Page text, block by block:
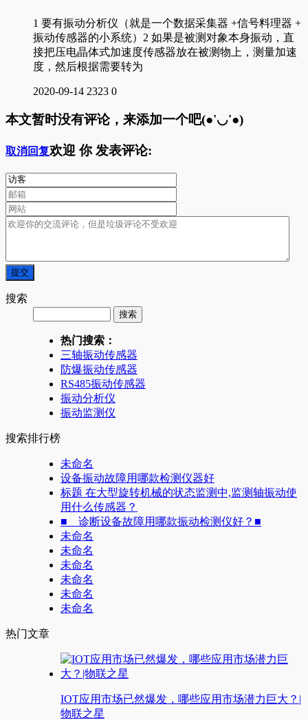
1 要有振动分析仪（就是一个数据采集器 +信号料理器 +
振动传感器的小系统）2 如果是被测对象本身振动，直
接把压电晶体式加速度传感器放在被测物上，测量加速
度，然后根据需要转为
2020-09-14 2323 0
本文暂时没有评论，来添加一个吧(●'◡'●)
取消回复欢迎 你发表评论:
搜索
热门搜索：
三轴振动传感器
防爆振动传感器
RS485振动传感器
振动分析仪
振动监测仪
搜索排行榜
未命名
设备振动故障用哪款检测仪器好
标题 在大型旋转机械的状态监测中,监测轴振动使
用什么传感器？
■ 诊断设备故障用哪款振动检测仪好？■
未命名
未命名
未命名
未命名
未命名
未命名
热门文章
IOT应用市场已然爆发，哪些应用市场潜力巨大？|
物联之星